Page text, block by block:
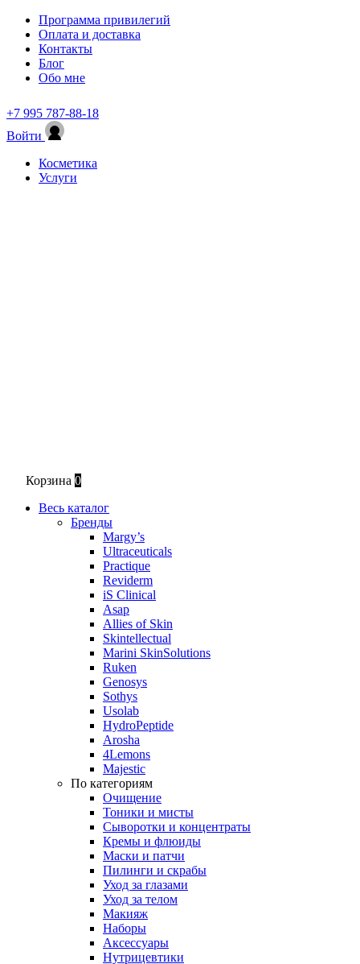
Программа привилегий
Оплата и доставка
Контакты
Блог
Обо мне
+7 995 787-88-18
Войти
Косметика
Услуги
Корзина 0
Весь каталог
Бренды
Margy’s
Ultraceuticals
Practique
Reviderm
iS Clinical
Asap
Allies of Skin
Skintellectual
Marini SkinSolutions
Ruken
Genosys
Sothys
Usolab
HydroPeptide
Arosha
4Lemons
Majestic
По категориям
Очищение
Тоники и мисты
Сыворотки и концентраты
Кремы и флюиды
Маски и патчи
Пилинги и скрабы
Уход за глазами
Уход за телом
Макияж
Наборы
Аксессуары
Нутрицевтики